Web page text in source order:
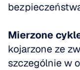
Mierzone
kojarzone ze
szczególnie w